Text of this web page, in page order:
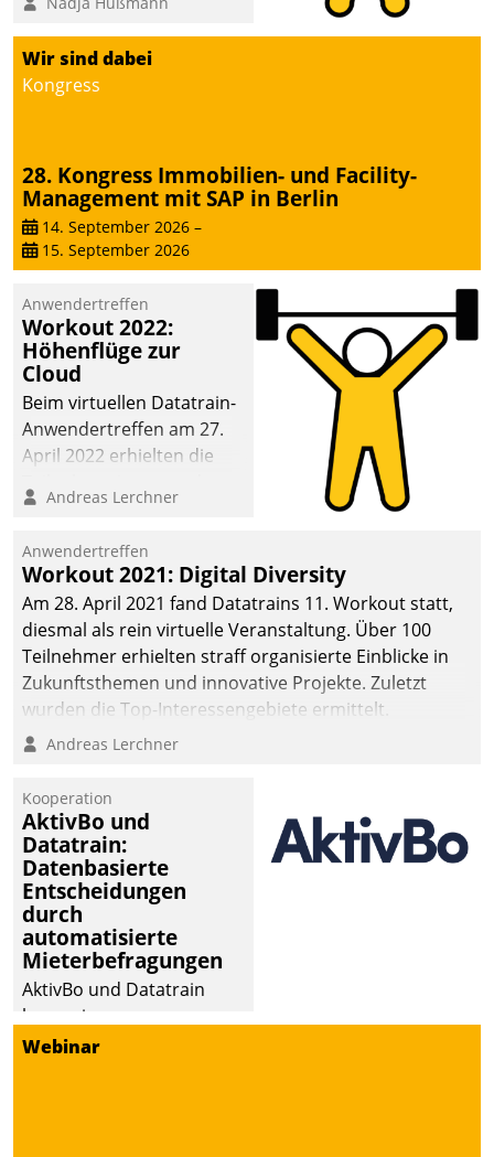
methodisch
Vernetzungsideen fürs
Quartier. Dazwischen
zeigte Datatrain, was es
Wir sind dabei
Kongress
28. Kongress Immobilien- und Facility-
Management mit SAP in Berlin
14. September 2026 –
15. September 2026
Anwendertreffen
Workout 2022:
Höhenflüge zur
Cloud
Beim virtuellen Datatrain-
Anwendertreffen am 27.
April 2022 erhielten die
Teilnehmer kurzweilige
Cloud-Strategien und -
Lösungen mit hohem
Zukunftspotenzial.
Andreas Lerchner
Anwendertreffen
Workout 2021: Digital Diversity
Am 28. April 2021 fand Datatrains 11. Workout statt,
diesmal als rein virtuelle Veranstaltung. Über 100
Teilnehmer erhielten straff organisierte Einblicke in
Zukunftsthemen und innovative Projekte. Zuletzt
wurden die Top-Interessengebiete ermittelt.
Andreas Lerchner
Kooperation
AktivBo und
Datatrain:
Datenbasierte
Entscheidungen
durch
automatisierte
Mieterbefragungen
AktivBo und Datatrain
kooperieren –
Immobilienunternehmen
Webinar